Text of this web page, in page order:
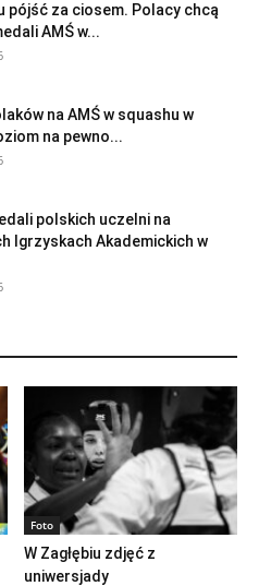
pójść za ciosem. Polacy chcą
AMŚ w...
na AMŚ w squashu w
na pewno...
polskich uczelni na
Igrzyskach Akademickich w
Foto
W Zagłębiu zdjęć z
uniwersjady